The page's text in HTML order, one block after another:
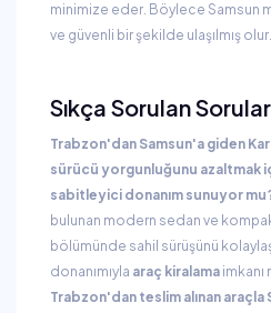
minimize eder. Böylece Samsun
ve güvenli bir şekilde ulaşılmış olur.
Sıkça Sorulan
Trabzon'dan Samsun'a giden
sürücü yorgunluğunu azaltmak
sabitleyici donanım sunuyor
bulunan modern sedan ve
bölümünde sahil sürüşünü
donanımıyla araç kiralama
Trabzon'dan teslim alınan